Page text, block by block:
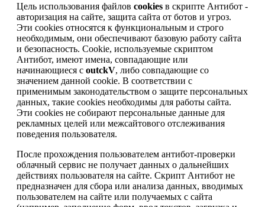
Цель использования файлов cookies в скрипте Антибот -
авторизация на сайте, защита сайта от ботов и угроз.
Эти cookies относятся к функциональным и строго
необходимым, они обеспечивают базовую работу сайта
и безопасность. Cookie, используемые скриптом
Антибот, имеют имена, совпадающие или
начинающиеся с outckV, либо совпадающие со
значением данной cookie. В соответствии с
применимым законодательством о защите персональных
данных, такие cookies необходимы для работы сайта.
Эти cookies не собирают персональные данные для
рекламных целей или межсайтового отслеживания
поведения пользователя.
После прохождения пользователем антибот-проверки
облачный сервис не получает данных о дальнейших
действиях пользователя на сайте. Скрипт Антибот не
предназначен для сбора или анализа данных, вводимых
пользователем на сайте или получаемых с сайта